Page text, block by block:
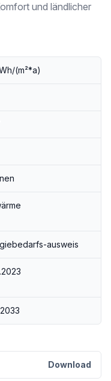
und ländlicher
(m²*a)
ausweis
Download